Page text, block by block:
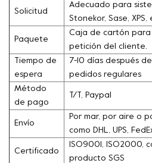
Solicitud
Adecuado para
Stonekor, Sase, XPS,
Paquete
Caja de cartón
petición del cliente.
Tiempo de
espera
7-10 días después
pedidos regulares
Método
de pago
T/T, Paypal
Envío
Por mar, por aire o
como DHL, UPS,
Certificado
ISO9001, ISO2000,
producto SGS